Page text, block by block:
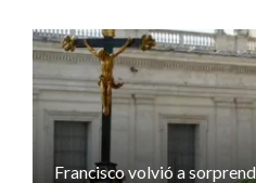
Francisco volvió a